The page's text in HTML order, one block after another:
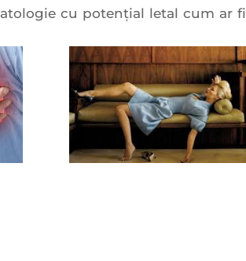
cu potențial letal cum ar fi